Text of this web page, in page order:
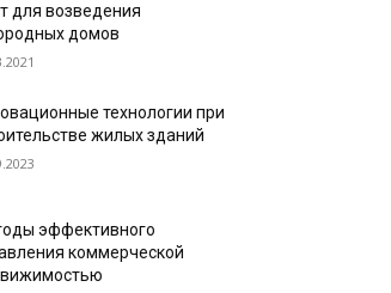
для возведения
домов
технологии при
жилых зданий
эффективного
коммерческой